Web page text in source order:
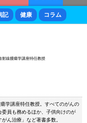
記 健康 コラム
射線腫瘍学講座特任教授
学講座特任教授。すべてのがんの
員も務めるほか、子供向けのが
ん治療」など著書多数。